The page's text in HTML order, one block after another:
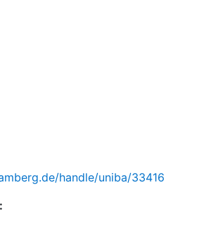
handle/uniba/33416